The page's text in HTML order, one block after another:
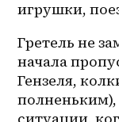
игрушки,
Гретель не
начала
Гензеля,
полненьким),